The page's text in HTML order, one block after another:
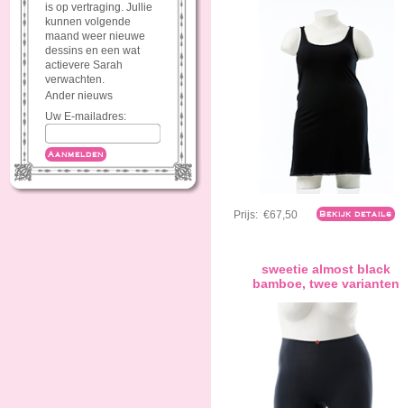
is op vertraging. Jullie
kunnen volgende
maand weer nieuwe
dessins en een wat
actievere Sarah
verwachten.
Ander nieuws
Uw E-mailadres:
Aanmelden
Prijs: €67,50 Bekijk details
sweetie almost black
bamboe, twee varianten